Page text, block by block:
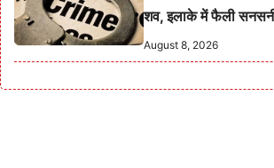
शव, इलाके में फैली
August 8, 2026